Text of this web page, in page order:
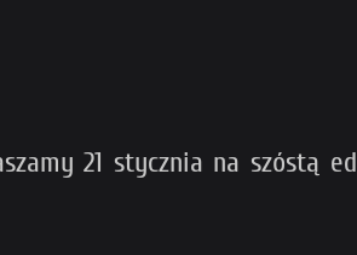
21 stycznia na szóstą